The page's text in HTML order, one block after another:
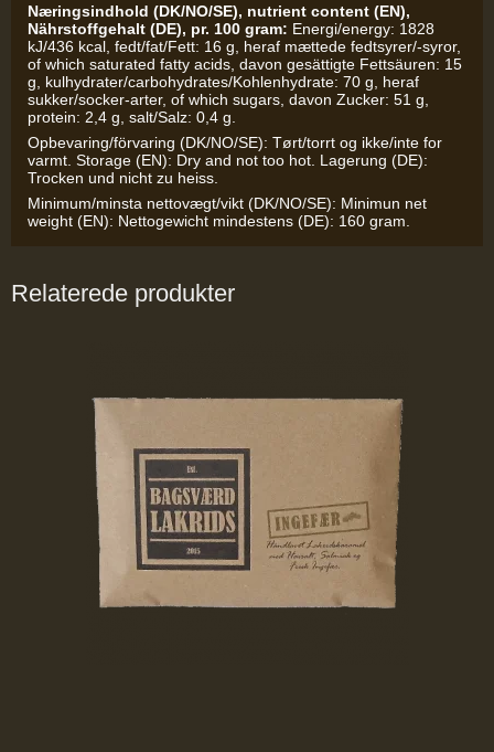
Næringsindhold (DK/NO/SE), nutrient content (EN),
Nährstoffgehalt (DE), pr. 100 gram: Energi/energy: 1828
kJ/436 kcal, fedt/fat/Fett: 16 g, heraf mættede fedtsyrer/-syror,
of which saturated fatty acids, davon gesättigte Fettsäuren: 15
g, kulhydrater/carbohydrates/Kohlenhydrate: 70 g, heraf
sukker/socker-arter, of which sugars, davon Zucker: 51 g,
protein: 2,4 g, salt/Salz: 0,4 g.
Opbevaring/förvaring (DK/NO/SE): Tørt/torrt og ikke/inte for
varmt. Storage (EN): Dry and not too hot. Lagerung (DE):
Trocken und nicht zu heiss.
Minimum/minsta nettovægt/vikt (DK/NO/SE): Minimun net
weight (EN): Nettogewicht mindestens (DE): 160 gram.
Relaterede produkter